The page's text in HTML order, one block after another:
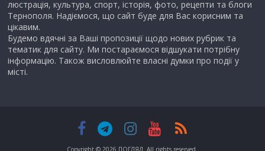
люстрація, культура, спорт, історія, фото, рецепти та блоги
Тернополя. Надіємося, що сайт буде для Вас корисним та
цікавим.
Будемо вдячні за Ваші пропозиції щодо нових рубрик та
тематик для сайту. Ми постараємося відшукати потрібну
інформацію. Також висловлюйте власні думки про події у
місті.